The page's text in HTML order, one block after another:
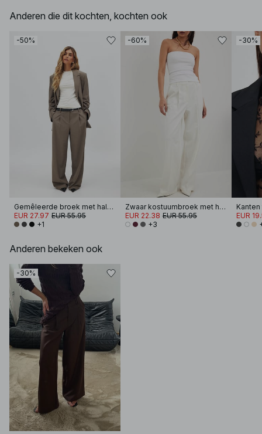
Anderen die dit kochten, kochten ook
-50%
Gemêleerde broek met halfhoge taille
EUR 27.97 EUR 55.95
+1
-60%
Zwaar kostuumbroek met hoge taille
EUR 22.38 EUR 55.95
+3
-30%
EUR
Anderen bekeken ook
-30%